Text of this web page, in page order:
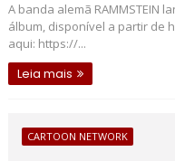
A banda alemã RAMMSTEIN
álbum, disponível a partir de
aqui: https://...
Leia mais
CARTOON NETWORK